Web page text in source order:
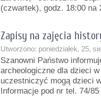
(czwartek), godz. 18:00
Zapisy na zajęcia
Utworzono: poniedziałek, 25,
Szanowni Państwo
archeologiczne dla dzieci
uczestniczyć mogą dzieci
Informacje pod nr tel. 74/